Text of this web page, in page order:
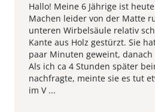
Hallo! Meine 6 Jährige ist
Machen leider von der Matte
unteren Wirbelsäule relativ
Kante aus Holz gestürzt. Sie
paar Minuten geweint,
Als ich ca 4 Stunden später
nachfragte, meinte sie es tut
im V ...